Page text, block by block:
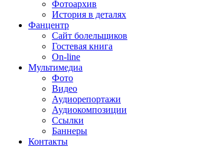
Фотоархив
История в деталях
Фанцентр
Сайт болельщиков
Гостевая книга
On-line
Мультимедиа
Фото
Видео
Аудиорепортажи
Аудиокомпозиции
Ссылки
Баннеры
Контакты